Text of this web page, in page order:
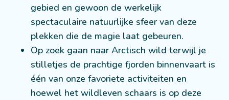
gebied en gewoon de werkelijk
spectaculaire natuurlijke sfeer van deze
plekken die de magie laat gebeuren.
Op zoek gaan naar Arctisch wild terwijl je
stilletjes de prachtige fjorden binnenvaart is
één van onze favoriete activiteiten en
hoewel het wildleven schaars is op deze